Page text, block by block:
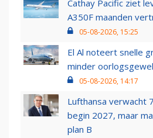
Cathay Pacific ziet
A350F maanden
05-08-2026, 15:25
El Al noteert snelle
minder
05-08-2026, 14:17
Lufthansa verwacht
begin 2027, maar
plan B